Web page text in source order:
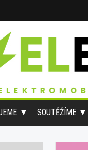
SOUTĚŽÍME